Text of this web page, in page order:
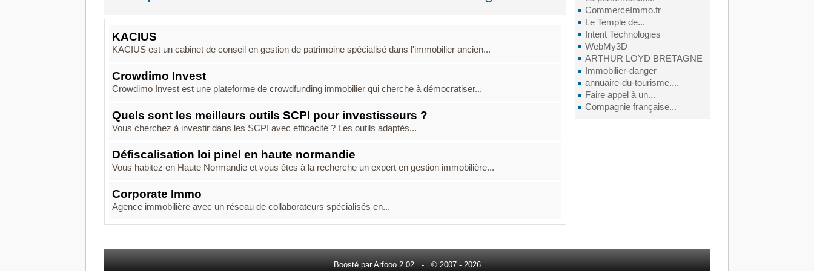
CommerceImmo.fr
Le Temple de...
Intent Technologies
WebMy3D
ARTHUR LOYD BRETAGNE
Immobilier-danger
annuaire-du-tourisme....
Faire appel à un...
Compagnie française...
KACIUS
KACIUS est un cabinet de conseil en gestion de patrimoine spécialisé dans l'immobilier ancien...
Crowdimo Invest
Crowdimo Invest est une plateforme de crowdfunding immobilier qui cherche à démocratiser...
Quels sont les meilleurs outils SCPI pour investisseurs ?
Vous cherchez à investir dans les SCPI avec efficacité ? Les outils adaptés...
Défiscalisation loi pinel en haute normandie
Vous habitez en Haute Normandie et vous êtes à la recherche un expert en gestion immobilière...
Corporate Immo
Agence immobilière avec un réseau de collaborateurs spécialisés en...
Boosté par Arfooo 2.02 - © 2007 - 2026